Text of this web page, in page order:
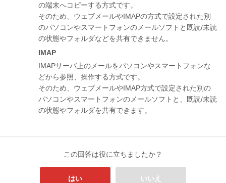
の端末へコピーする方式です。
そのため、ウェブメールやIMAPの方式で設定された別
のパソコンやスマートフォンのメールソフトと既読/未読
の状態やフォルダなどを共有できません。
IMAP
IMAPサーバ上のメールをパソコンやスマートフォンな
どから参照、操作する方式です。
そのため、ウェブメールやIMAP方式で設定された別の
パソコンやスマートフォンのメールソフトと、既読/未読
の状態やフォルダを共有できます。
この回答は役に立ちましたか？
はい いいえ